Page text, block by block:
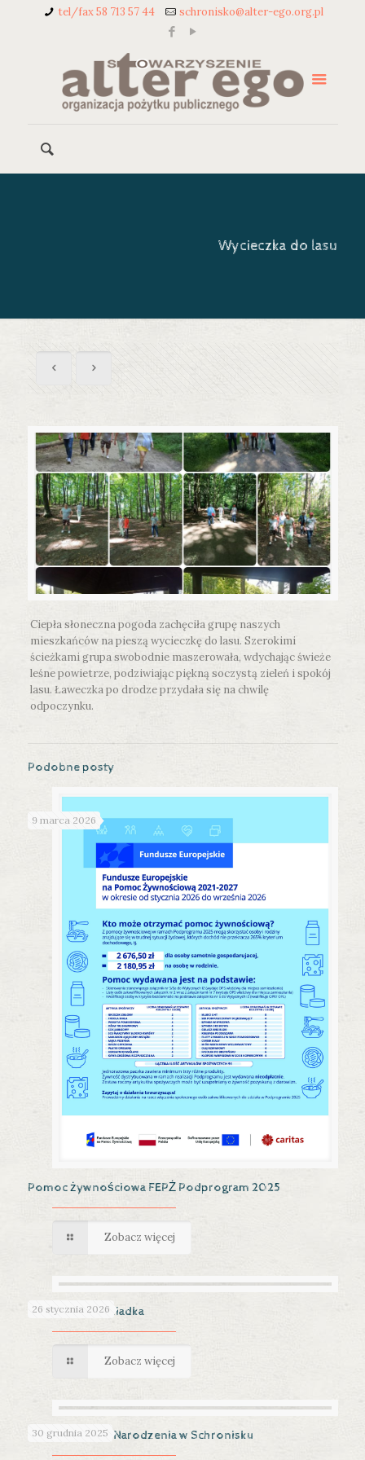
tel/fax 58 713 57 44 schronisko@alter-ego.org.pl
Wycieczka do lasu
Ciepła słoneczna pogoda zachęciła grupę naszych
mieszkańców na pieszą wycieczkę do lasu. Szerokimi
ścieżkami grupa swobodnie maszerowała, wdychając świeże
leśne powietrze, podziwiając piękną soczystą zieleń i spokój
lasu. Ławeczka po drodze przydała się na chwilę
odpoczynku.
Podobne posty
9 marca 2026
Pomoc żywnościowa FEPŻ Podprogram 2025
Zobacz więcej
26 stycznia 2026
Dzień Babci i Dziadka
Zobacz więcej
30 grudnia 2025
Święta Bożego Narodzenia w Schronisku